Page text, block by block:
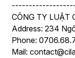
CÔNG TY LUẬT
Address: 234
Phone:
Mail: